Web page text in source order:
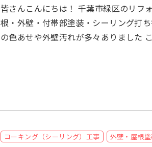
皆さんこんにちは！ 千葉市緑区のリフォーム店、いちずリフォームです！ 千葉県市原市西広のM様より、屋
根・外壁・付帯部塗装・シーリング打ち替えのご依頼をい
の色あせ
コーキング（シーリング）工事 外壁・屋根